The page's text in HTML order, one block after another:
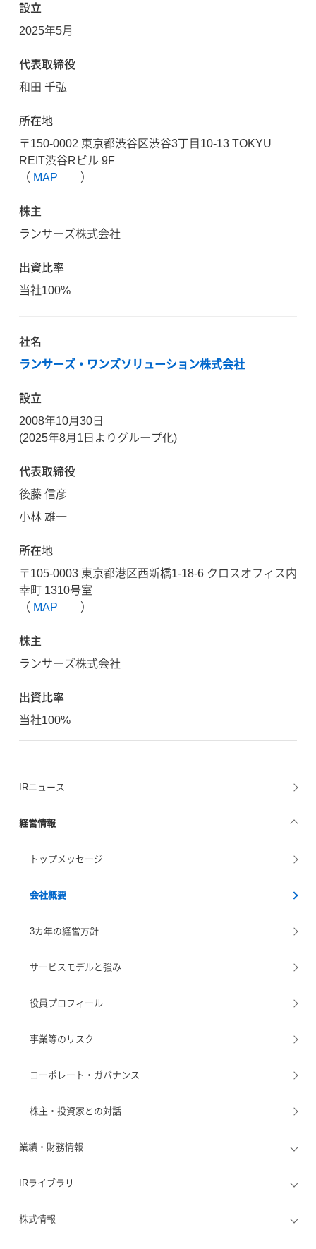
IRニュース
経営情報
トップメッセージ
会社概要
3カ年の経営方針
サービスモデルと強み
役員プロフィール
事業等のリスク
コーポレート・ガバナンス
株主・投資家との対話
業績・財務情報
IRライブラリ
株式情報
設立
2025年5月
代表取締役
和田 千弘
所在地
〒150-0002 東京都渋谷区渋谷3丁目10-13 TOKYU
REIT渋谷Rビル 9F
（ MAP ）
株主
ランサーズ株式会社
出資比率
当社100%
社名
ランサーズ・ワンズソリューション株式会社
設立
2008年10月30日
(2025年8月1日よりグループ化)
代表取締役
後藤 信彦
小林 雄一
所在地
〒105-0003 東京都港区西新橋1-18-6 クロスオフィス内
幸町 1310号室
（ MAP ）
株主
ランサーズ株式会社
出資比率
当社100%